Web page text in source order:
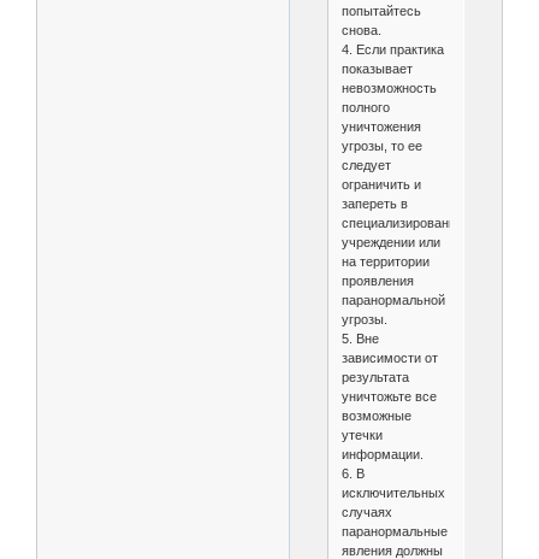
попытайтесь
снова.
4. Если практика
показывает
невозможность
полного
уничтожения
угрозы, то ее
следует
ограничить и
запереть в
специализированном
учреждении или
на территории
проявления
паранормальной
угрозы.
5. Вне
зависимости от
результата
уничтожьте все
возможные
утечки
информации.
6. В
исключительных
случаях
паранормальные
явления должны